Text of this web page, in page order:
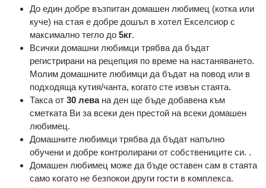
До един добре възпитан домашен любимец (котка или
куче) на стая е добре дошъл в хотел Екселсиор с
максимално тегло до 5кг.
Всички домашни любимци трябва да бъдат
регистрирани на рецепция по време на настаняването.
Молим домашните любимци да бъдат на повод или в
подходяща кутия/чанта, когато сте извън стаята.
Такса от 30 лева на ден ще бъде добавена към
сметката Ви за всеки ден престой на всеки домашен
любимец.
Домашните любимци трябва да бъдат напълно
обучени и добре контролирани от собствениците си. .
Домашен любимец може да бъде оставен сам в стаята
само когато не безпокои други гости в комплекса.